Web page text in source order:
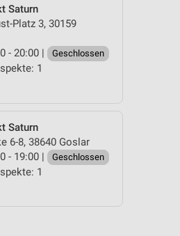
Saturn
Platz 3, 30159
- 20:00 |
Geschlossen
1
Saturn
6-8, 38640 Goslar
- 19:00 |
Geschlossen
1